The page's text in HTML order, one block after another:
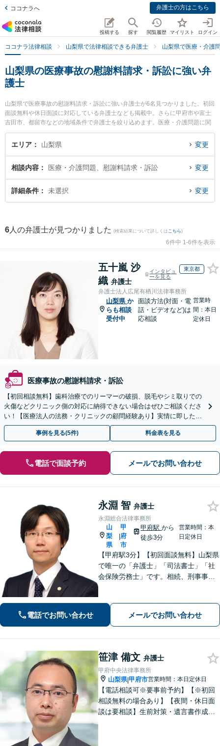
ココナラへ 弁護士の方はこちら
投稿する 探す 閲覧履歴 マイリスト ログイン
ココナラ法律相談 山梨県で法律相談できる弁護士 山梨県で医療・介護
山梨県の医療事故の慰謝料請求・訴訟に強い弁
護士
山梨県で医療事故の慰謝料請求・訴訟に強い弁護士が6名見つかりました。初回
面談無料や休日面談に対応している弁護士なども掲載中。さらに甲府市や富士
吉田市、都留市などの地域条件で弁護士を絞り込めます。医療・介護問題に関
係する歯科治療ミスや美容整形のトラブル、産婦人科の訴訟等の細かな分野で
の絞り込み検索もでき便利です。特に永淵総合法律事務所の永淵 智弁護士や甲
で土日や夜間に発生した医療事故の慰謝料請求・訴訟のトラブルを今すぐに弁
護士に相談したい』『医療事故の慰謝料請求・訴訟のトラブル解決の実績豊富
な近くの弁護士を検索したい』『初回相談無料で医療事故の慰謝料請求・訴訟
エリア 山梨県 変更
相談内容 医療・介護問題、慰謝料請求・訴訟 変更
詳細条件 未選択 変更
6 人の弁護士が見つかりました (検索結果について詳しくは こちら)
6件中 1-6件を表示
五十嵐 沙
織 弁護士
インタビュ
ーを見る
東京都
弁護士法人広尾有栖川法律事務所
山梨県 か
らも相談
受付中
面談方法(対面・電
話・ビデオなど)は
応相談
営業時
間：本日
定休日
医療事故の慰謝料請求・訴訟
【初回相談無料】歯科治療でのリーマーの破損、脱毛やシミ取りでの
火傷などクリニック側の対応に納得できない場合はぜひご相談くださ
い！【医療法人の法務・クリニックの顧問経験あり】実情に即したア
ドバイスで、納得のできるトラブルの解決を目指します。
事例を見る(5件) 料金表を見る
電話で面談予約 メールでお問い合わせ
永淵 智 弁護士
永淵総合法律事務所
山
梨
県
|
甲
府
市
甲府駅から
徒歩3分
営業時間：本
日定休日
【甲府駅3分】【初回面談無料】山梨県
で唯一の「弁護士」「司法書士」「社
会保険労務士」です。相続、刑事事
し、最善の解決策をご提案いたしま
す。【休日・夜間面談可】【オンライ
電話でお問い合わせ メールでお問い合わせ
笹津 備文 弁護士
甲府中央法律事務所
山梨県|甲府市営業時間：本日定休日
【電話相談可※要事前予約】【※初回
相談無料の場合あり】【夜間・休日面
談は要相談】生前対策・遺言書作成は